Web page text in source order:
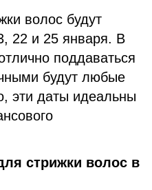
волос будут
22 и 25 января. В
поддаваться
будут любые
эти даты идеальны
стрижки волос в